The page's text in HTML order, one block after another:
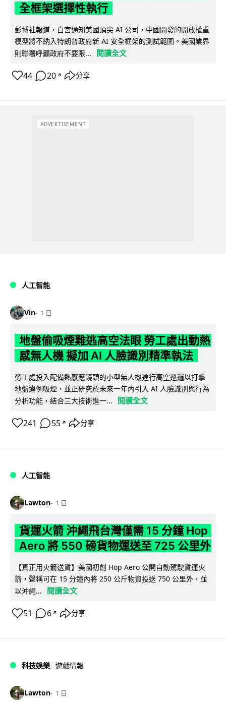
全框架選擇性執行
彭博社報道，白宮通知美國頂尖 AI 公司，中國開發的開放權重
模型將不納入特朗普政府新 AI 安全框架的測試範圍。美國業界
則聯署呼籲政府不要限...
閱讀全文
44 20 ↗ 分享
ADVERTISEMENT
人工智能
Vin 1 日
地盤偷吸煙難逃高空法眼 勞工處出動熱
感無人機 擬加 AI 人臉識別精準執法
勞工處投入配備熱感應鏡頭的小型無人機進行高空巡邏以打擊
地盤違例吸煙，並正研究於未來一年內引入 AI 人臉識別與行為
分析功能，結合三大技術進一...
閱讀全文
241 55 ↗ 分享
人工智能
Lawton 1 日
貨運火箭 沖繩飛台灣僅需 15 分鐘 Hop
Aero 將 550 磅貨物運送至 725 公里外
【真正用火箭送貨】美國初創 Hop Aero 公開自動駕駛貨運火
箭，聲稱可在 15 分鐘內將 250 公斤物資投送 750 公里外，並
以沖繩...
閱讀全文
51 6 ↗ 分享
科技娛樂 遊戲情報
Lawton 1 日